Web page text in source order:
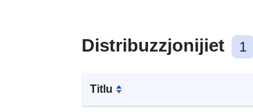
Distribuzzjonijiet 1
Titlu